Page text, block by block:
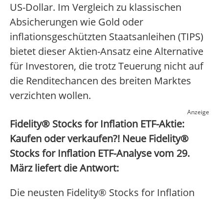
US-Dollar. Im Vergleich zu klassischen
Absicherungen wie Gold oder
inflationsgeschützten Staatsanleihen (TIPS)
bietet dieser Aktien-Ansatz eine Alternative
für Investoren, die trotz Teuerung nicht auf
die Renditechancen des breiten Marktes
verzichten wollen.
Anzeige
Fidelity® Stocks for Inflation ETF-Aktie:
Kaufen oder verkaufen?! Neue Fidelity®
Stocks for Inflation ETF-Analyse vom 29.
März liefert die Antwort:
Die neusten Fidelity® Stocks for Inflation